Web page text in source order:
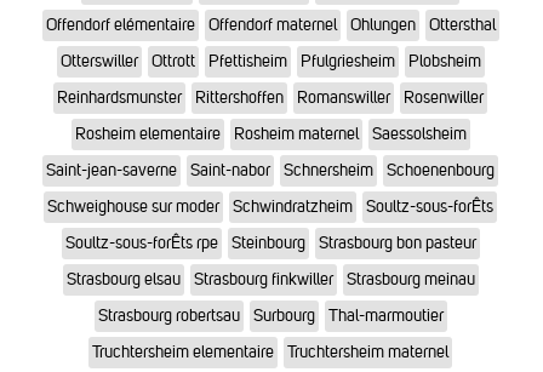
Offendorf elémentaire
Offendorf maternel Ohlungen
Ottersthal
Otterswiller
Ottrott Pfettisheim Pfulgriesheim
Plobsheim
Reinhardsmunster
Rittershoffen Romanswiller
Rosenwiller
Rosheim elementaire
Rosheim maternel
Saessolsheim
Saint-jean-saverne
Saint-nabor Schnersheim
Schoenenbourg
Schweighouse sur moder
Schwindratzheim
Soultz-sous-forÊts
Soultz-sous-forÊts rpe
Steinbourg
Strasbourg bon pasteur
Strasbourg elsau
Strasbourg finkwiller
Strasbourg meinau
Strasbourg robertsau
Surbourg
Thal-marmoutier
Truchtersheim elementaire
Truchtersheim maternel